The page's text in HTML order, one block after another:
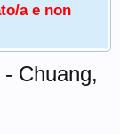
a e non
Chuang,